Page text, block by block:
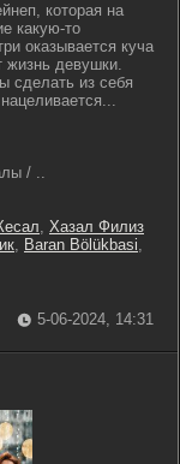
которая на
какую-то
оказывается куча
жизнь девушки.
сделать из себя
/ ..
, Хазал Филиз
, Baran Bölükbasi,
5-06-2024, 14:31